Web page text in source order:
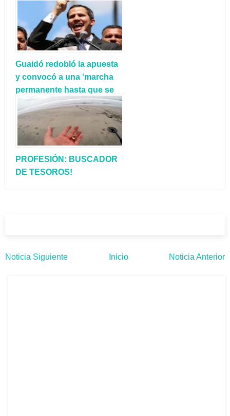
Guaidó redobló la apuesta
y convocó a una ‘marcha
permanente hasta que se
vaya el usurpador Maduro’
PROFESIÓN: BUSCADOR
DE TESOROS!
Noticia Siguiente Inicio Noticia Anterior